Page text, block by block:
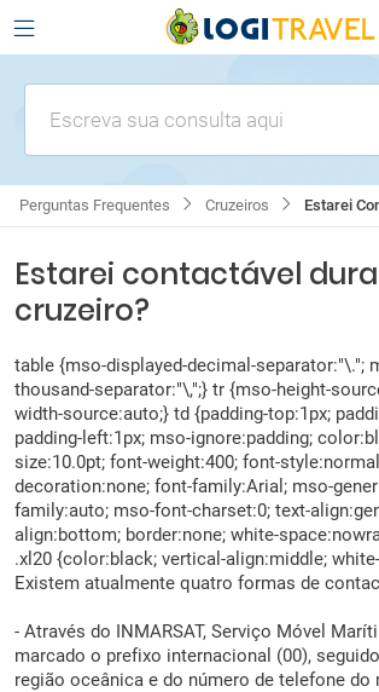
Escreva sua consulta aqui
Perguntas Frequentes Cruzeiros Estarei
Estarei contactável
cruzeiro?
table {mso-displayed-decimal-separator:"\.";
thousand-separator:"\,";} tr {mso-height-
width-source:auto;} td {padding-top:1px;
padding-left:1px; mso-ignore:padding;
size:10.0pt; font-weight:400; font-
decoration:none; font-family:Arial; mso-
family:auto; mso-font-charset:0; text-
align:bottom; border:none; white-
.xl20 {color:black; vertical-align:middle;
Existem atualmente quatro formas de
- Através do INMARSAT, Serviço Móvel
marcado o prefixo internacional (00),
região oceânica e do número de telefone do